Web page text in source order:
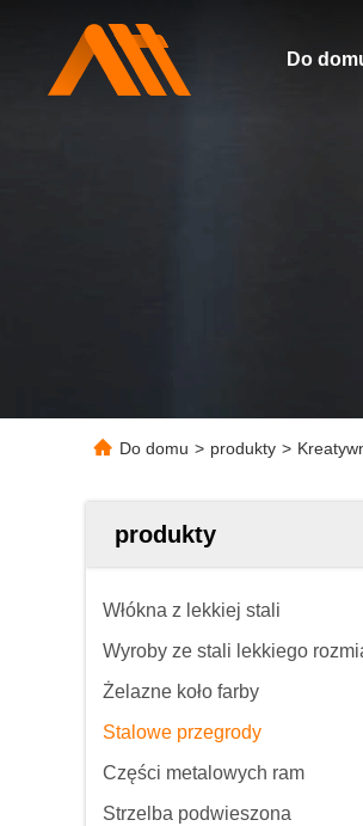
Do
Do domu > produkty >
produkty
Włókna z lekkiej stali
Wyroby ze stali lekkiego
Żelazne koło farby
Stalowe przegrody
Części metalowych ram
Strzelba podwieszona